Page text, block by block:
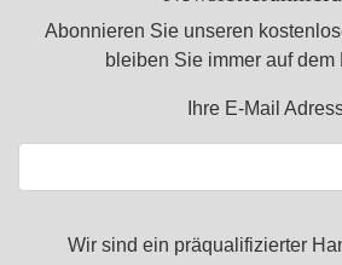
Abonnieren Sie unseren
bleiben Sie immer auf dem
Ihre E-Mail
Wir sind ein präqualifizierter